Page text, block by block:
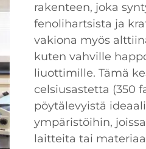
rakenteen, joka
fenolihartsista ja
vakiona myös
kuten vahville
liuottimille. Tämä
celsiusastetta (350
pöytälevyistä
ympäristöihin,
laitteita tai